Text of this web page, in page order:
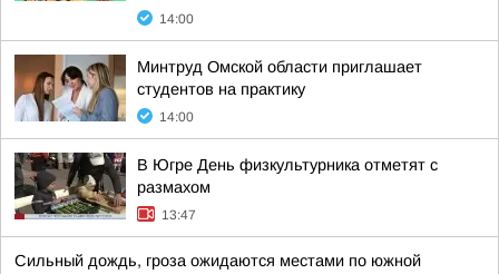
14:00
Минтруд Омской области приглашает
студентов на практику
14:00
В Югре День физкультурника отметят с
размахом
13:47
Сильный дождь, гроза ожидаются местами по южной